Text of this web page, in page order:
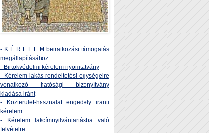
- K É R E L E M beiratkozási támogatás
megállapításához
- Birtokvédelmi kérelem nyomtatvány
- Kérelem lakás rendeltetési egységeire
vonatkozó hatósági bizonyítvány
kiadása iránt
- Közterület-használat engedély iránti
kérelem
- Kérelem lakcímnyilvántartásba való
felvételre